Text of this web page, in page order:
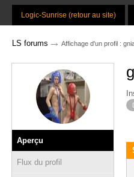
Logic-Sunrise (retour au site)
LS forums → Affichage d'un profil :
Aperçu
Flux du profil